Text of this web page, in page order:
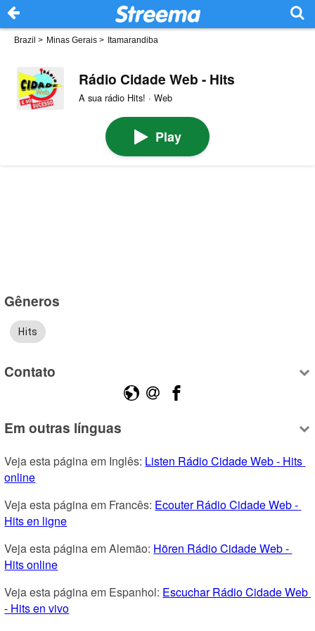
Brazil > Minas Gerais > Itamarandiba
Rádio Cidade Web - Hits
A sua rádio Hits! · Web
Play
Gêneros
Hits
Contato
Em outras línguas
Veja esta página em Inglês: Listen Rádio Cidade Web - Hits
online
Veja esta página em Francês: Ecouter Rádio Cidade Web -
Hits en ligne
Veja esta página em Alemão: Hören Rádio Cidade Web -
Hits online
Veja esta página em Espanhol: Escuchar Rádio Cidade Web
- Hits en vivo